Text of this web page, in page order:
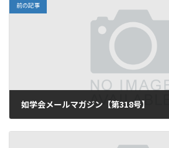
前の記事
如学会メールマガジン【第318号】